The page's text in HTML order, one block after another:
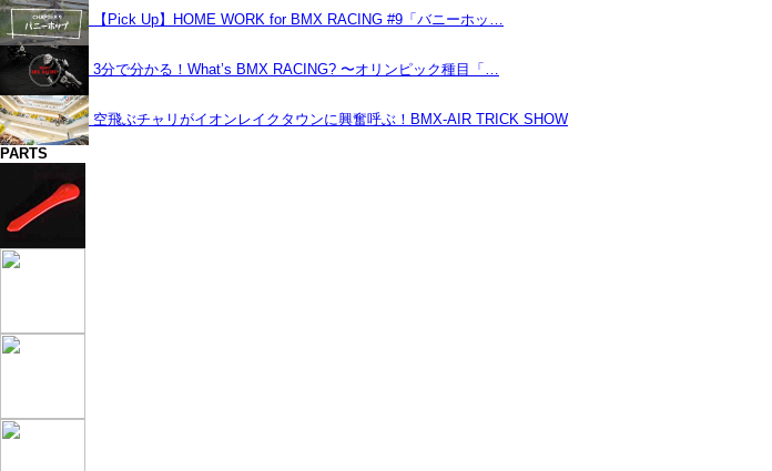
【Pick Up】HOME WORK for BMX RACING #9「バニーホッ…
3分で分かる！What’s BMX RACING? 〜オリンピック種目「…
空飛ぶチャリがイオンレイクタウンに興奮呼ぶ！BMX-AIR TRICK SHOW
PARTS